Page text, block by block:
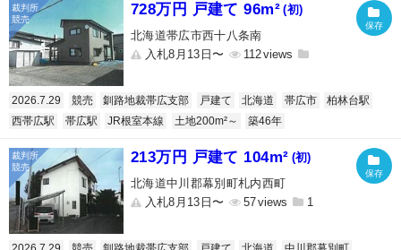
728万円 戸建て 96m² (初)
北海道帯広市西十八条南
入札8月13日〜
112
2026.7.29 競売 釧路地裁帯広支部 戸建て 北海道 帯広市
柏林台駅
西帯広駅
帯広駅 JR根室本線 土地200m²～ 築46年
213万円 戸建て 104m² (初)
北海道中川郡幕別町札内西町
入札8月13日〜
57 1